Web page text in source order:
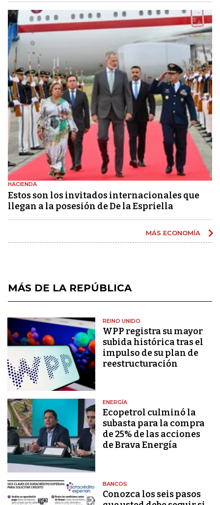
HACIENDA
Estos son los invitados internacionales que
llegan a la posesión de De la Espriella
MÁS ECONOMÍA
MÁS DE LA REPÚBLICA
REINO UNIDO
WPP registra su mayor
subida histórica tras el
impulso de su plan de
reestructuración
ENERGÍA
Ecopetrol culminó la
subasta para la compra
de 25% de las acciones
de Brava Energía
BANCOS
Conozca los seis pasos